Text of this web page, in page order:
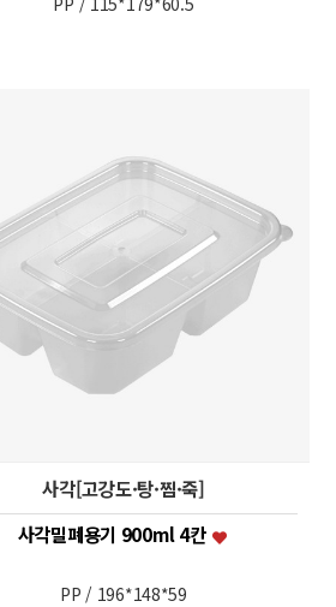
사각[고강도·탕·찜·죽]
사각밀폐용기 900ml 4칸
PP / 196*148*59